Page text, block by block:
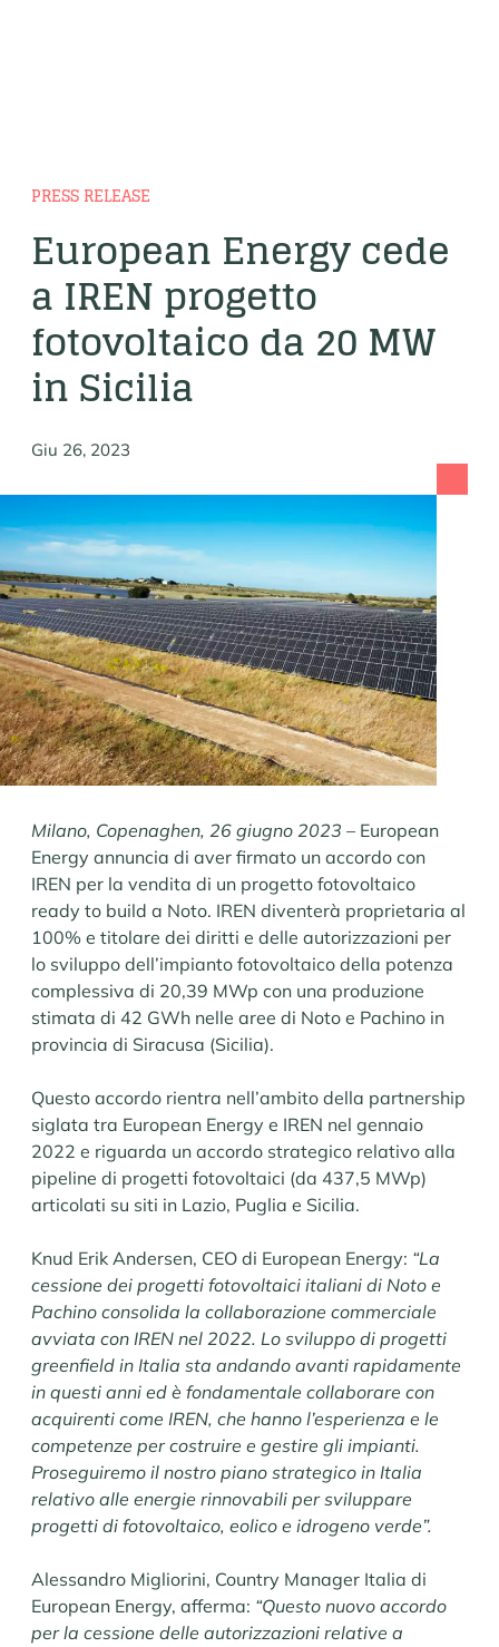
PRESS RELEASE
European Energy cede
a IREN progetto
fotovoltaico da 20 MW
in Sicilia
Giu 26, 2023
Milano, Copenaghen, 26 giugno 2023 – European
Energy annuncia di aver firmato un accordo con
IREN per la vendita di un progetto fotovoltaico
ready to build a Noto. IREN diventerà proprietaria al
100% e titolare dei diritti e delle autorizzazioni per
lo sviluppo dell’impianto fotovoltaico della potenza
complessiva di 20,39 MWp con una produzione
stimata di 42 GWh nelle aree di Noto e Pachino in
provincia di Siracusa (Sicilia).
Questo accordo rientra nell’ambito della partnership
siglata tra European Energy e IREN nel gennaio
2022 e riguarda un accordo strategico relativo alla
pipeline di progetti fotovoltaici (da 437,5 MWp)
articolati su siti in Lazio, Puglia e Sicilia.
Knud Erik Andersen, CEO di European Energy: “La
cessione dei progetti fotovoltaici italiani di Noto e
Pachino consolida la collaborazione commerciale
avviata con IREN nel 2022. Lo sviluppo di progetti
greenfield in Italia sta andando avanti rapidamente
in questi anni ed è fondamentale collaborare con
acquirenti come IREN, che hanno l’esperienza e le
competenze per costruire e gestire gli impianti.
Proseguiremo il nostro piano strategico in Italia
relativo alle energie rinnovabili per sviluppare
progetti di fotovoltaico, eolico e idrogeno verde”.
Alessandro Migliorini, Country Manager Italia di
European Energy, afferma: “Questo nuovo accordo
per la cessione delle autorizzazioni relative a